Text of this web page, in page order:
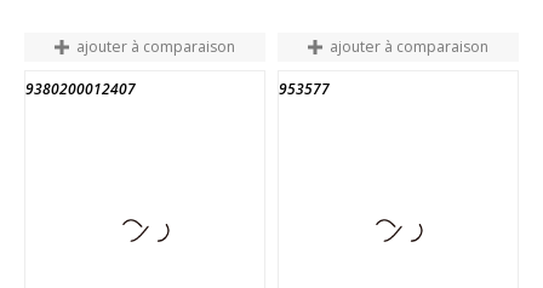
ajouter à comparaison
9380200012407
ajouter à comparaison
953577